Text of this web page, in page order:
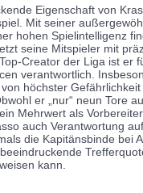
Eigenschaft von
Mit seiner
hohen Spielintelligenz
seine Mitspieler mit
Creator der Liga ist er
verantwortlich.
höchster
er „nur“ neun Tore
Mehrwert als
auch Verantwortung
die Kapitänsbinde bei
kann.